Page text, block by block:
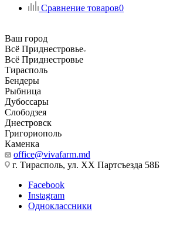
Сравнение товаров0
Ваш город
Всё Приднестровье
Всё Приднестровье
Тирасполь
Бендеры
Рыбница
Дубоссары
Слободзея
Днестровск
Григориополь
Каменка
office@vivafarm.md
г. Тирасполь, ул. ХХ Партсъезда 58Б
Facebook
Instagram
Одноклассники